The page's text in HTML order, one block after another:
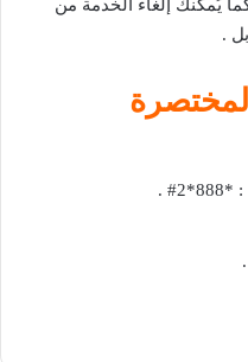
،كما يُمكنك إلغاء الخدمة من
.